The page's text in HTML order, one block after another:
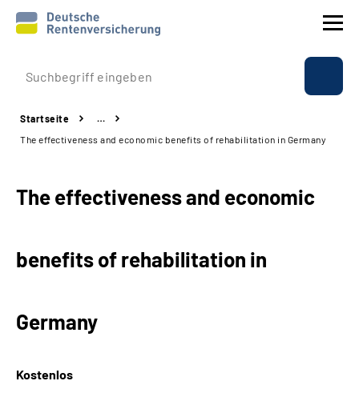
Prävention
Reha
Experten
Startseite
…
The effectiveness and economic benefits of rehabilitation in Germany
The effectiveness and economic
benefits of rehabilitation in
Germany
Kostenlos